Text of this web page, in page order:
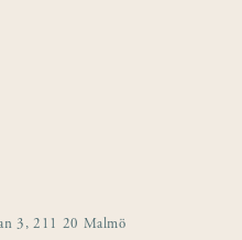
3, 211 20 Malmö